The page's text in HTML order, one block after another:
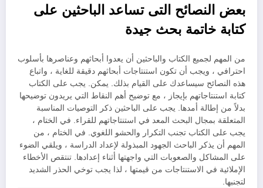
بعض النصائح التى تساعد الباحثين على
كتابة خاتمة بحث جيدة
من المهم لجميع الكتاب والباحثين أن يعدوا أبحاثهم وعناصرها بأسلوب
احترافي ، ويجب أن تكون استنتاجات أبحاثهم دقيقة للغاية ، واتباع
هذه النصائح سيساعدك على القيام بذلك. يمكن. يجب على الكتاب
كتابة استنتاجاتهم بإيجاز ، مع توضيح أهم النقاط التي يريدون توضيحها
بدلاً من إطالة أمدها. يجب على الباحثين ذكر التوصيات المناسبة
المتعلقة بمجال البحث المعد في استنتاجاتهم للقراء. في الختام ،
يجب على الكتاب تجنب التكرار والحشو اللغوي. في الختام ، من
المهم أن يذكر الباحث الجهود المبذولة لإعداد الدراسة ، ويلقي الضوء
على المشاكل والصعوبات التي واجهتها أثناء إعدادها. تنتقص الأخطاء
الإملائية في الاستنتاجات من قيمتها ، لذا يجب توخي الحذر الشديد
لتجنبها.